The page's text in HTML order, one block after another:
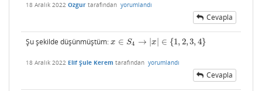
18 Aralık 2022 Ozgur tarafından yorumlandı
Cevapla
Şu şekilde düşünmüştüm: x ∈ S4 → x ∈ {1, 2,3, 4}
x∈S 4→ |x| ∈{1 2, 3,4}
18 Aralık 2022 Elif Şule Kerem tarafından yorumlandı
Cevapla